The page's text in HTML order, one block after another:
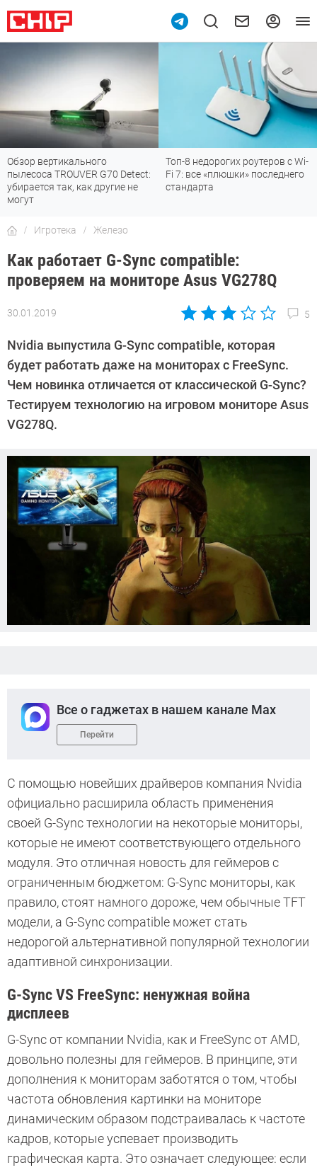
G70 Detect:
как другие не
Топ-8 недорогих роутеров с Wi-
Fi 7: все «плюшки» последнего
стандарта
7
отлично
Игротека Железо
Как работает G-Sync compatible:
проверяем на мониторе Asus VG278Q
30.01.2019 5
Автор:
Дмитриева
Nvidia выпустила G-Sync compatible, которая
будет работать даже на мониторах с FreeSync.
Чем новинка отличается от классической G-Sync?
Тестируем технологию на игровом мониторе Asus
VG278Q.
Все о гаджетах в нашем канале Max
Перейти
С помощью новейших драйверов компания Nvidia
официально расширила область применения
своей G-Sync технологии на некоторые мониторы,
которые не имеют соответствующего отдельного
модуля. Это отличная новость для геймеров с
ограниченным бюджетом: G-Sync мониторы, как
правило, стоят намного дороже, чем обычные TFT
модели, а G-Sync compatible может стать
недорогой альтернативной популярной технологии
адаптивной синхронизации.
G-Sync VS FreeSync: ненужная война
дисплеев
G-Sync от компании Nvidia, как и FreeSync от AMD,
довольно полезны для геймеров. В принципе, эти
дополнения к мониторам заботятся о том, чтобы
частота обновления картинки на мониторе
динамическим образом подстраивалась к частоте
кадров, которые успевает производить
графическая карта. Это означает следующее: если